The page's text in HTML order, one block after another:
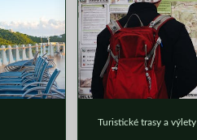
Turistické trasy a výlety